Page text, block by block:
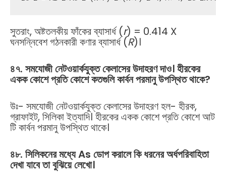
সুতরাং, অষ্টতলকীয় ফাঁকের ব্যাসার্ধ (r) = 0.414 X
ঘনসন্নিবেশ গঠনকারী কণার ব্যাসার্ধ (R)।
৪৭. সমযোজী নেটওয়ার্কযুক্ত কেলাসের উদাহরণ দাও। হীরকের
একক কোশে প্রতি কোশে কতগুলি কার্বন পরমানু উপস্থিত থাকে?
উঃ- সমযোজী নেটওয়ার্কযুক্ত কেলাসের উদাহরণ হল- হীরক,
গ্রাফাইট, সিলিকা ইত্যাদি। হীরকের একক কোশে প্রতি কোশে আট
টি কার্বন পরমানু উপস্থিত থাকে।
৪৮. সিলিকনের মধ্যে As ডোপ করালে কি ধরনের অর্ধপরিবাহিতা
দেখা যাবে তা বুঝিয়ে লেখো।